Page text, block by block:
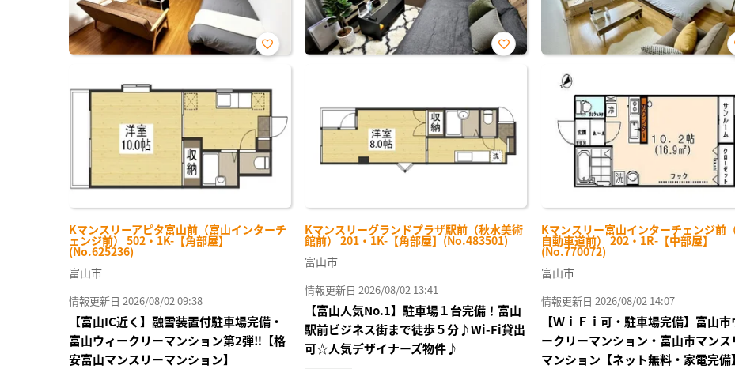
Kマンスリーアピタ富山前（富山インターチ
ェンジ前） 502・1K-【角部屋】
(No.625236)
お気
り登
録
富山市
情報更新日 2026/08/02 09:38
【富山IC近く】融雪装置付駐車場完備・
富山ウィークリーマンション第2弾‼【格
安富山マンスリーマンション】
Kマンスリーグランドプラザ駅前（秋水美術
館前） 201・1K-【角部屋】(No.483501)
お気
富山市
情報更新日 2026/08/02 13:41
【富山人気No.1】駐車場１台完備！富山
駅前ビジネス街まで徒歩５分♪Wi-Fi貸出
可☆人気デザイナーズ物件♪
Kマンスリー富山インターチェンジ前
自動車道前） 202・1R-【中部屋】
(No.770072)
録
富山市
情報更新日 2026/08/02 14:07
【ＷｉＦｉ可・駐車場完備】富山市
ークリーマンション・富山市マンス
マンション【ネット無料・家電完備】